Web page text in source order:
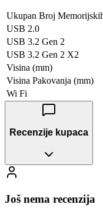
Ukupan Broj
USB 2.0
USB 3.2 Gen 2
USB 3.2 Gen 2 X2
Visina (mm)
Visina Pakovanja (mm)
Wi Fi
Recenzije kupaca
Još nema recenzija